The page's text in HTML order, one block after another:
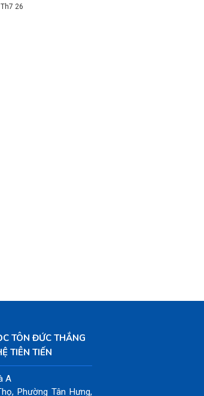
26
TÔN ĐỨC THẮNG
TIÊN TIẾN
A
Phường Tân Hưng,